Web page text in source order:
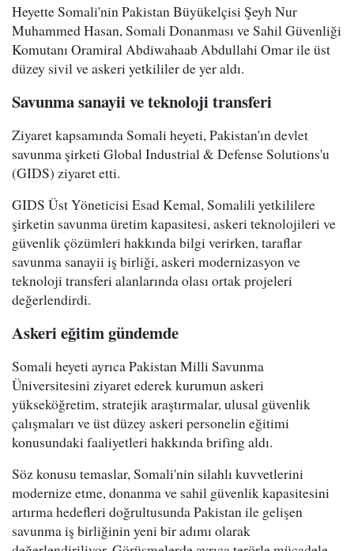
Heyette Somali'nin Pakistan Büyükelçisi Şeyh Nur
Muhammed Hasan, Somali Donanması ve Sahil Güvenliği
Komutanı Oramiral Abdiwahaab Abdullahi Omar ile üst
düzey sivil ve askeri yetkililer de yer aldı.
Savunma sanayii ve teknoloji transferi
Ziyaret kapsamında Somali heyeti, Pakistan'ın devlet
savunma şirketi Global Industrial & Defense Solutions'u
(GIDS) ziyaret etti.
GIDS Üst Yöneticisi Esad Kemal, Somalili yetkililere
şirketin savunma üretim kapasitesi, askeri teknolojileri ve
güvenlik çözümleri hakkında bilgi verirken, taraflar
savunma sanayii iş birliği, askeri modernizasyon ve
teknoloji transferi alanlarında olası ortak projeleri
değerlendirdi.
Askeri eğitim gündemde
Somali heyeti ayrıca Pakistan Milli Savunma
Üniversitesini ziyaret ederek kurumun askeri
yükseköğretim, stratejik araştırmalar, ulusal güvenlik
çalışmaları ve üst düzey askeri personelin eğitimi
konusundaki faaliyetleri hakkında brifing aldı.
Söz konusu temaslar, Somali'nin silahlı kuvvetlerini
modernize etme, donanma ve sahil güvenlik kapasitesini
artırma hedefleri doğrultusunda Pakistan ile gelişen
savunma iş birliğinin yeni bir adımı olarak